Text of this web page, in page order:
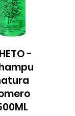
rápida
-